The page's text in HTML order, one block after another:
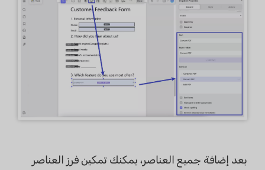
بعد إضافة جميع العناصر، يمكنك تمكين فرز العناصر